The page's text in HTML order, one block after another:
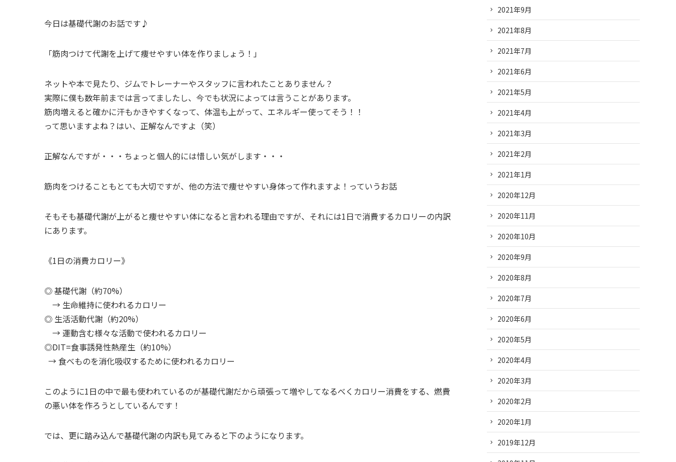
今日は基礎代謝のお話です♪
「筋肉つけて代謝を上げて痩せやすい体を作りましょう！」
ネットや本で見たり、ジムでトレーナーやスタッフに言われたことありません？
実際に僕も数年前までは言ってましたし、今でも状況によっては言うことがあります。
筋肉増えると確かに汗もかきやすくなって、体温も上がって、エネルギー使ってそう！！
って思いますよね？はい、正解なんですよ（笑）
正解なんですが・・・ちょっと個人的には惜しい気がします・・・
筋肉をつけることもとても大切ですが、他の方法で痩せやすい身体って作れますよ！っていうお話
そもそも基礎代謝が上がると痩せやすい体になると言われる理由ですが、それには1日で消費するカロリーの内訳
にあります。
《1日の消費カロリー》
◎ 基礎代謝（約70%）
→ 生命維持に使われるカロリー
◎ 生活活動代謝（約20%）
→ 運動含む様々な活動で使われるカロリー
◎DIT=食事誘発性熱産生（約10%）
→ 食べものを消化吸収するために使われるカロリー
このように1日の中で最も使われているのが基礎代謝だから頑張って増やしてなるべくカロリー消費をする、燃費
の悪い体を作ろうとしているんです！
では、更に踏み込んで基礎代謝の内訳も見てみると下のようになります。
2021年9月
2021年8月
2021年7月
2021年6月
2021年5月
2021年4月
2021年3月
2021年2月
2021年1月
2020年12月
2020年11月
2020年10月
2020年9月
2020年8月
2020年7月
2020年6月
2020年5月
2020年4月
2020年3月
2020年2月
2020年1月
2019年12月